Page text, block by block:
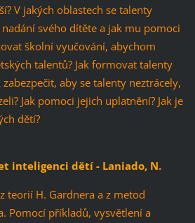
V jakých oblastech se talenty
nadání svého dítěte a jak mu pomoci
školní vyučování, abychom
talentů? Jak formovat talenty
aby se talenty neztrácely,
Jak pomoci jejich uplatnění? Jak je
dětí?
inteligenci dětí - Laniado, N.
teorií H. Gardnera a z metod
Pomocí příkladů, vysvětlení a